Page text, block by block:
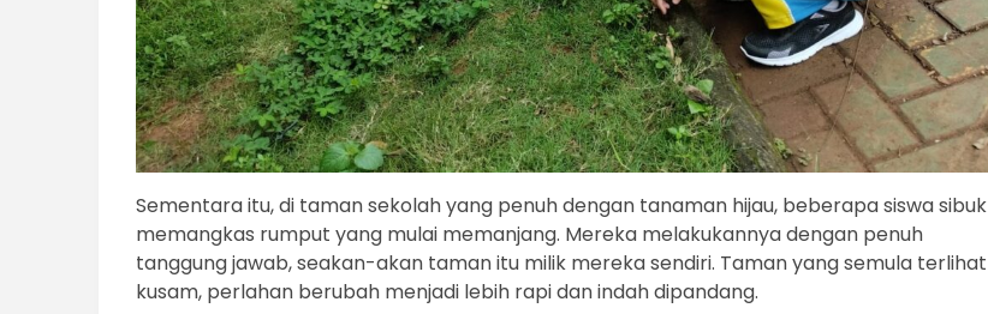
Sementara itu, di taman sekolah yang penuh dengan tanaman hijau, beberapa siswa sibuk
memangkas rumput yang mulai memanjang. Mereka melakukannya dengan penuh
tanggung jawab, seakan-akan taman itu milik mereka sendiri. Taman yang semula terlihat
kusam, perlahan berubah menjadi lebih rapi dan indah dipandang.